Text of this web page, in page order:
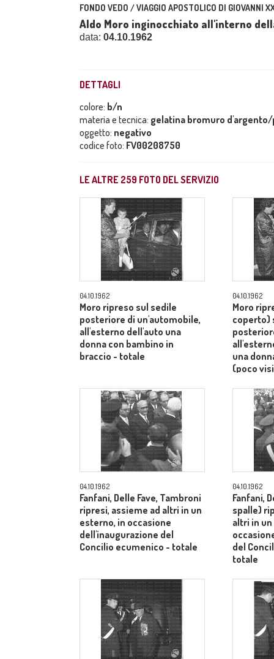
FONDO VEDO / VIAGGIO APOSTOLICO DI GIOVANNI
Aldo Moro inginocchiato all'interno
data: 04.10.1962
DETTAGLI
colore: b/n
materia e tecnica: gelatina bromuro
oggetto: negativo
codice foto: FV00208750
LE ALTRE 259 FOTO DEL SERVIZIO
04.10.1962
Moro ripreso sul sedile
posteriore di un'automobile,
all'esterno dell'auto una
donna con bambino in
braccio - totale
04.10.1962
Moro
coperto)
una
(poco
04.10.1962
Fanfani, Delle Fave, Tambroni
ripresi, assieme ad altri in un
esterno, in occasione
dell'inaugurazione del
Concilio ecumenico - totale
04.10.1962
Fanfani,
spalle)
altri in
del
totale